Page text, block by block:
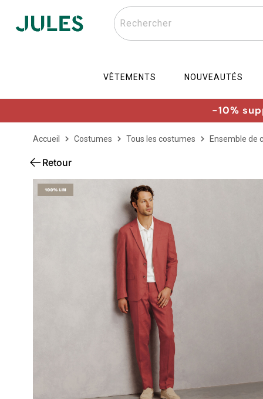
Rechercher
VÊTEMENTS NOUVEAUTÉS
-10%
Accueil Costumes Tous les costumes Ensemble de
Retour